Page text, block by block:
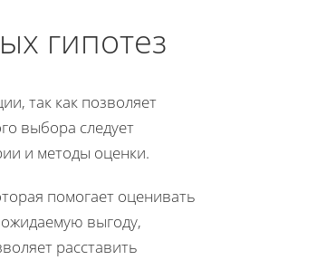
гипотез
так как позволяет
выбора следует
и методы оценки.
помогает оценивать
выгоду,
расставить